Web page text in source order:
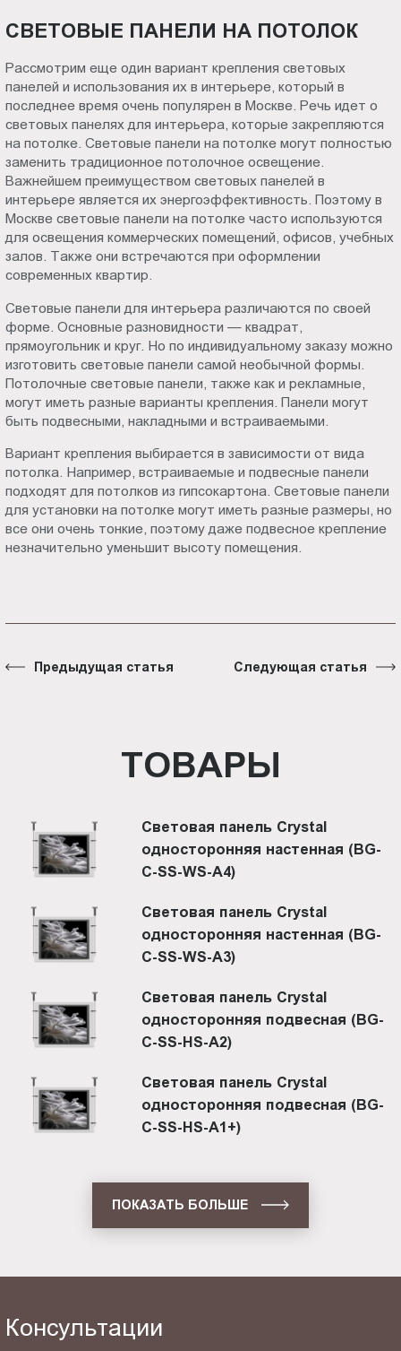
СВЕТОВЫЕ ПАНЕЛИ НА ПОТОЛОК
Рассмотрим еще один вариант крепления световых
панелей и использования их в интерьере, который в
последнее время очень популярен в Москве. Речь идет о
световых панелях для интерьера, которые закрепляются
на потолке. Световые панели на потолке могут полностью
заменить традиционное потолочное освещение.
Важнейшем преимуществом световых панелей в
интерьере является их энергоэффективность. Поэтому в
Москве световые панели на потолке часто используются
для освещения коммерческих помещений, офисов, учебных
залов. Также они встречаются при оформлении
современных квартир.
Световые панели для интерьера различаются по своей
форме. Основные разновидности — квадрат,
прямоугольник и круг. Но по индивидуальному заказу можно
изготовить световые панели самой необычной формы.
Потолочные световые панели, также как и рекламные,
могут иметь разные варианты крепления. Панели могут
быть подвесными, накладными и встраиваемыми.
Вариант крепления выбирается в зависимости от вида
потолка. Например, встраиваемые и подвесные панели
подходят для потолков из гипсокартона. Световые панели
для установки на потолке могут иметь разные размеры, но
все они очень тонкие, поэтому даже подвесное крепление
незначительно уменьшит высоту помещения.
Предыдущая статья Следующая статья
ТОВАРЫ
Световая панель Crystal
односторонняя настенная (BG-
C-SS-WS-A4)
Световая панель Crystal
односторонняя настенная (BG-
C-SS-WS-A3)
Световая панель Crystal
односторонняя подвесная (BG-
C-SS-HS-A2)
Световая панель Crystal
односторонняя подвесная (BG-
C-SS-HS-A1+)
ПОКАЗАТЬ БОЛЬШЕ
Консультации